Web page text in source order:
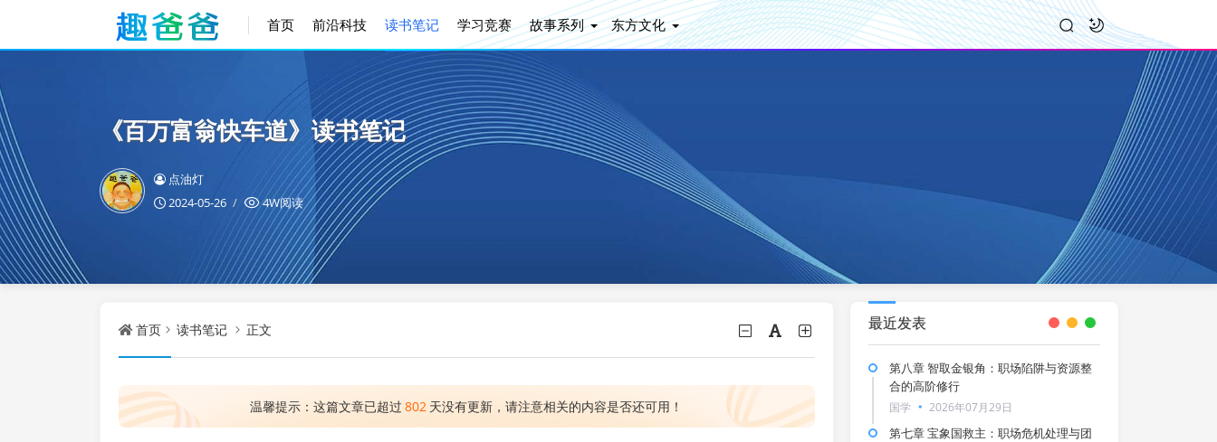
首页 前沿科技 读书笔记 学习竞赛 故事系列 东方文化
《百万富翁快车道》读书笔记
点油灯
2024-05-26
4W阅读
首页 读书笔记 正文
温馨提示：这篇文章已超过 802 天没有更新，请注意相关的内容是否还可用！
最近发表
第八章 智取金银角：职场陷阱与资源整
合的高阶修行
国学 2026年07月29日
第七章 宝象国救主：职场危机处理与团